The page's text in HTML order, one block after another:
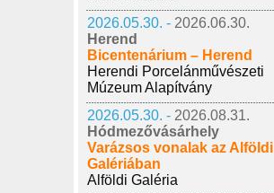
2026.05.30. - 2026.06.30.
Herend
Bicentenárium – Herend
Herendi Porcelánművészeti
Múzeum Alapítvány
2026.05.30. - 2026.08.31.
Hódmezővásárhely
Varázsos vonalak az Alföldi
Galériában
Alföldi Galéria